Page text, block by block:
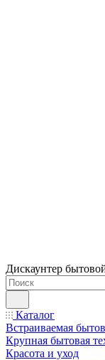
Дискаунтер
Каталог
Встраиваемая
Крупная бытовая
Красота и уход